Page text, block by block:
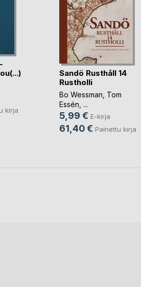
kirja
Sandö Rusthåll 14
Rustholli
Bo Wessman Tom
Essén , ...
5,99 € E-kirja
61,40 € Painettu kirja